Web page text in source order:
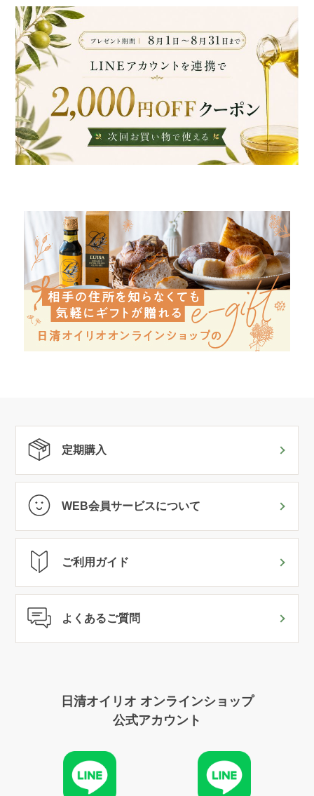
定期購入
WEB会員サービスについて
ご利用ガイド
よくあるご質問
日清オイリオ オンラインショップ
公式アカウント